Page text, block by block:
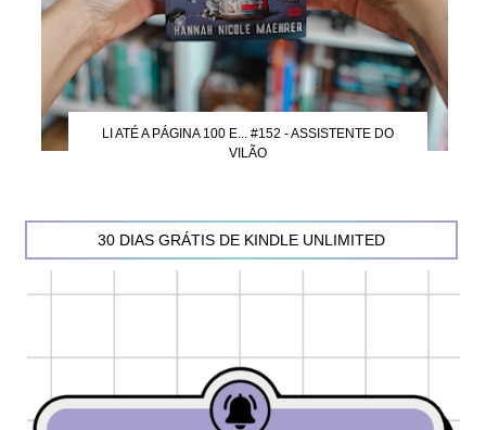
LI ATÉ A PÁGINA 100 E... #152 - ASSISTENTE DO
VILÃO
30 DIAS GRÁTIS DE KINDLE UNLIMITED